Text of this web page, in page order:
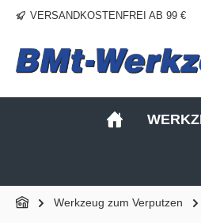
Hauptinhalt springen
Zur Suche springen
Zur Hauptnavigation springen
VERSANDKOSTENFREI AB 99 €
Werkzeug zum Verputzen